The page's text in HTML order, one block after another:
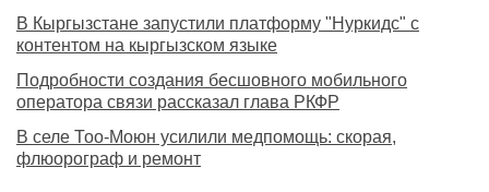
В Кыргызстане запустили платформу "Нуркидс" с
контентом на кыргызском языке
Подробности создания бесшовного мобильного
оператора связи рассказал глава РКФР
В селе Тоо-Моюн усилили медпомощь: скорая,
флюорограф и ремонт